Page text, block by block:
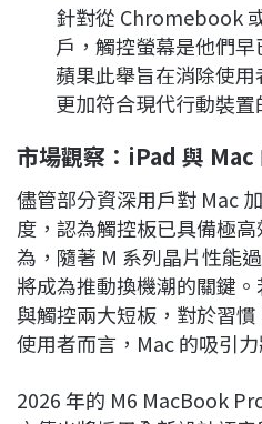
針對從 Chromebook
戶，觸控螢幕是他們
蘋果此舉旨在消除使
更加符合現代行動裝置
市場觀察：iPad 與 Mac
儘管部分資深用戶對 Mac
度，認為觸控板已具備極
為，隨著 M 系列晶片性能
將成為推動換機潮的關鍵
與觸控兩大短板，對於習
使用者而言，Mac 的吸引
2026 年的 M6 MacBook